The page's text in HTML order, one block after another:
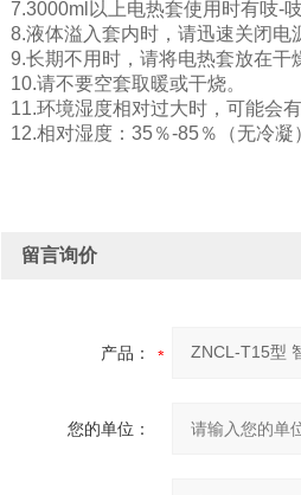
7.3000ml以上电热套使用时有吱-
8.液体溢入套内时，请迅速关闭电
9.长期不用时，请将电热套放在干
10.请不要空套取暖或干烧。
11.环境湿度相对过大时，可能会
12.相对湿度：35％-85％（无冷凝
留言询价
产品：
您的单位：